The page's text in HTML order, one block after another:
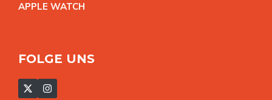
APPLE WATCH
FOLGE UNS